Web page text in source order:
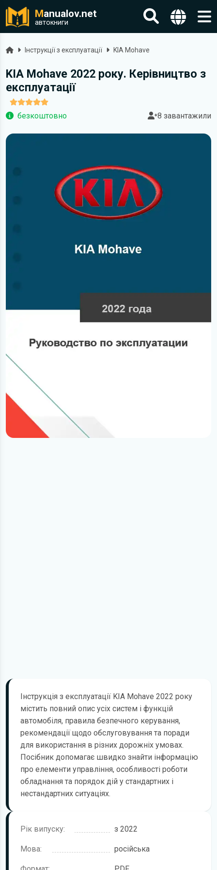
Manualov.net
автокниги
ГоловнаІнструкції з експлуатації KIA Mohave
KIA Mohave 2022 року. Керівництво з
експлуатації
безкоштовно 8 завантажили
Інструкція з експлуатації KIA Mohave 2022 року
містить повний опис усіх систем і функцій
автомобіля, правила безпечного керування,
рекомендації щодо обслуговування та поради
для використання в різних дорожніх умовах.
Посібник допомагає швидко знайти інформацію
про елементи управління, особливості роботи
обладнання та порядок дій у стандартних і
нестандартних ситуаціях.
Рік випуску: з 2022
Мова: російська